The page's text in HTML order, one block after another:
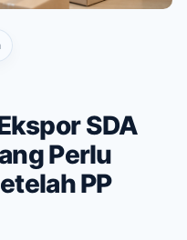
SDA
Perlu
PP